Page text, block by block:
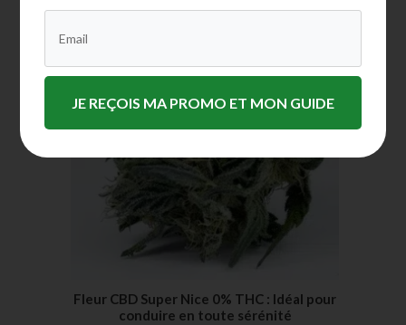
Fleur CBD Super Nice 0% THC : Idéal pour
conduire en toute sérénité
JE REÇOIS MA PROMO ET MON GUIDE